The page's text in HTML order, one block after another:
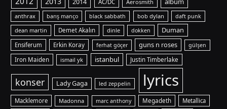
AC/DC Aerosmith
anthrax barış manço black sabbath bob dylan daft punk
dean martin Demet Akalın dinle dokken Duman
Ensiferum Erkin Koray ferhat göçer guns n roses gülşen
Iron Maiden ismail yk istanbul Justin Timberlake
konser Lady Gaga led zeppelin lyrics
Macklemore Madonna marc anthony Megadeth
Metallica